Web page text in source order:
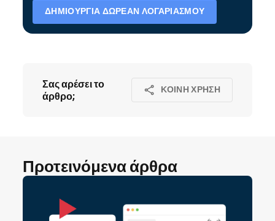
ΔΗΜΙΟΥΡΓΊΑ ΔΩΡΕΆΝ ΛΟΓΑΡΙΑΣΜΟΎ
Σας αρέσει το
άρθρο;
ΚΟΙΝΉ ΧΡΉΣΗ
Προτεινόμενα άρθρα